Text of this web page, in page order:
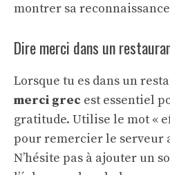
montrer sa
Dire merci dans un
Lorsque tu es dans un
merci grec est essentiel
gratitude. Utilise le mot «
pour remercier le serveur
N’hésite pas à ajouter un